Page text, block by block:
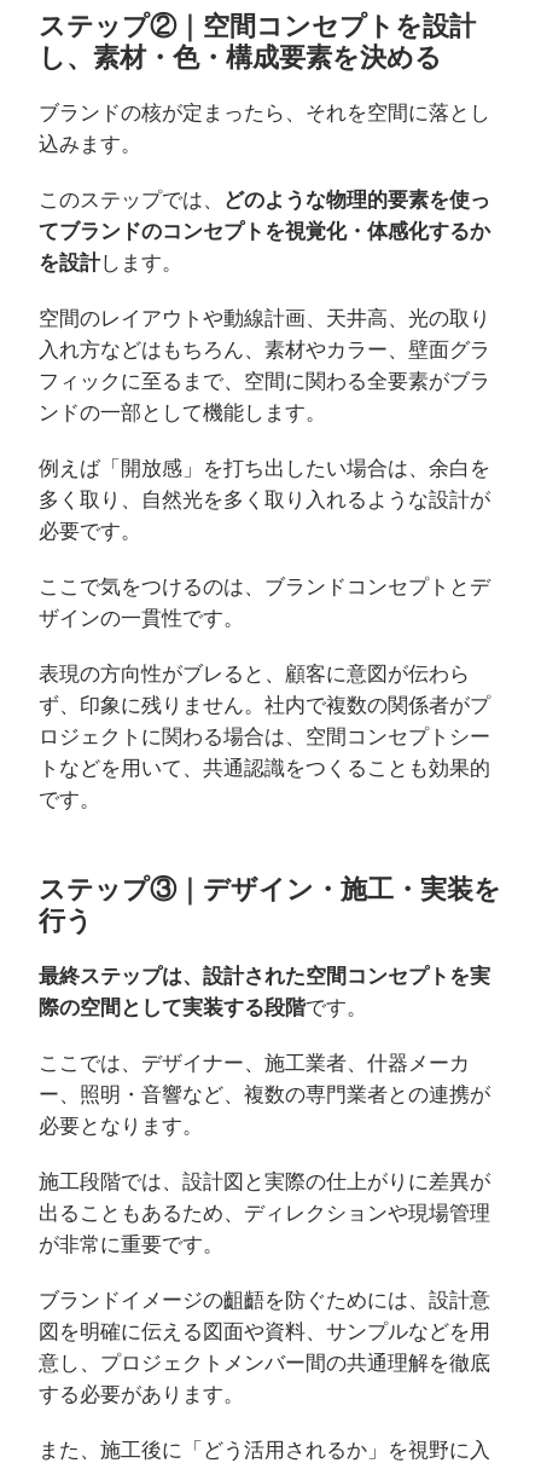
ステップ②｜空間コンセプトを設計
し、素材・色・構成要素を決める
ブランドの核が定まったら、それを空間に落とし
込みます。
このステップでは、
どのような物理的要素を使っ
てブランドのコンセプトを視覚化・体感化するか
を設計します。
空間のレイアウトや動線計画、天井高、光の取り
入れ方などはもちろん、素材やカラー、壁面グラ
フィックに至るまで、空間に関わる全要素がブラ
ンドの一部として機能します。
例えば「開放感」を打ち出したい場合は、余白を
多く取り、自然光を多く取り入れるような設計が
必要です。
ここで気をつけるのは、ブランドコンセプトとデ
ザインの一貫性です。
表現の方向性がブレると、顧客に意図が伝わら
ず、印象に残りません。社内で複数の関係者がプ
ロジェクトに関わる場合は、空間コンセプトシー
トなどを用いて、共通認識をつくることも効果的
です。
ステップ③｜デザイン・施工・実装を
行う
最終ステップは、設計された空間コンセプトを実
際の空間として実装する段階です。
ここでは、デザイナー、施工業者、什器メーカ
ー、照明・音響など、複数の専門業者との連携が
必要となります。
施工段階では、設計図と実際の仕上がりに差異が
出ることもあるため、ディレクションや現場管理
が非常に重要です。
ブランドイメージの齟齬を防ぐためには、設計意
図を明確に伝える図面や資料、サンプルなどを用
意し、プロジェクトメンバー間の共通理解を徹底
する必要があります。
また、施工後に「どう活用されるか」を視野に入